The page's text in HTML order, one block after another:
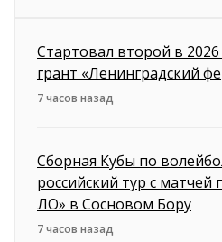
Стартовал второй в
грант «Ленинградский
7 часов назад
Сборная Кубы по
российский тур с
ЛО» в Сосновом Бору
7 часов назад